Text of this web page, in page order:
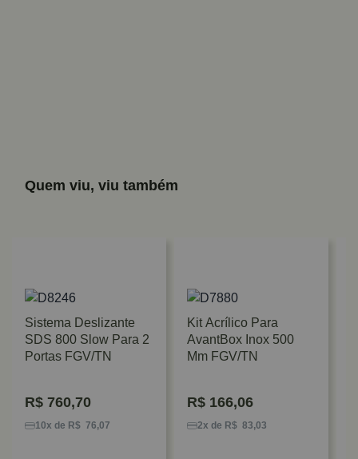
Quem viu, viu também
Sistema Deslizante
SDS 800 Slow Para 2
Portas FGV/TN
R$ 760,70
10x de R$ 76,07
Kit Acrílico Para
AvantBox Inox 500
Mm FGV/TN
R$ 166,06
2x de R$ 83,03